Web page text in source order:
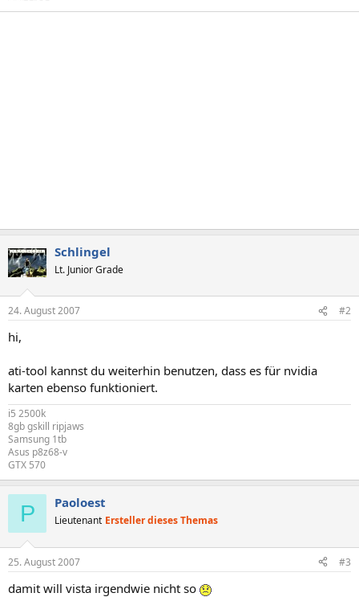
Schlingel
Lt. Junior Grade
24. August 2007 #2
hi,
ati-tool kannst du weiterhin benutzen, dass es für nvidia
karten ebenso funktioniert.
i5 2500k
8gb gskill ripjaws
Samsung 1tb
Asus p8z68-v
GTX 570
P Paoloest
Lieutenant Ersteller dieses Themas
25. August 2007 #3
damit will vista irgendwie nicht so